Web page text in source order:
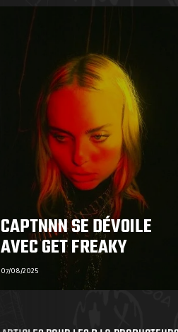
CAPTNNN SE DÉVOILE
AVEC GET FREAKY
07/08/2025